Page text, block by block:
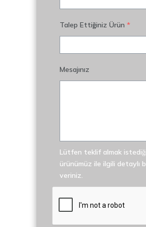
Talep Ettiğiniz Ürün *
Mesajınız
Lütfen teklif almak
ürünümüz ile ilgili detaylı
veriniz.